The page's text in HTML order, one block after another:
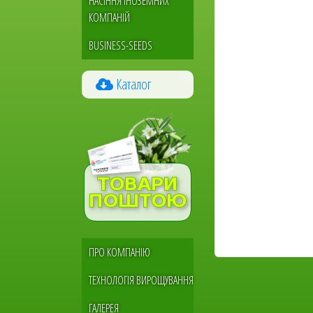
КОМПАНІЙ
BUSINESS-SEEDS
Каталог
Меню
ПРО КОМПАНІЮ
ТЕХНОЛОГІЯ ВИРОЩУВАННЯ
ГАЛЕРЕЯ